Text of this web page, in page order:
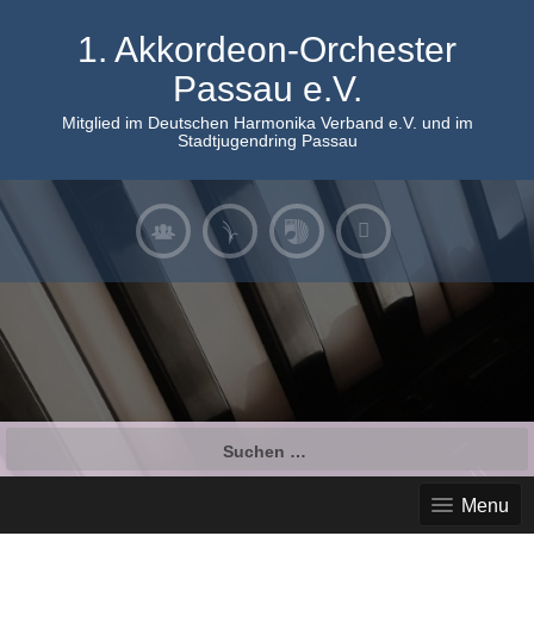
1. Akkordeon-Orchester
Passau e.V.
Mitglied im Deutschen Harmonika Verband e.V. und im
Stadtjugendring Passau
Menu